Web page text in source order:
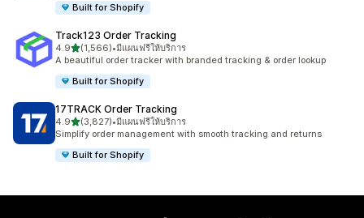
Built for Shopify
Track123 Order Tracking
4.9เต็ม 5 ดาว
(1,566)
ทั้งหมด 1566 รีวิว
•มีแผนฟรีให้บริการ
A beautiful order tracker with branded tracking & order lookup
Built for Shopify
17TRACK Order Tracking
4.9เต็ม 5 ดาว
(3,827)
ทั้งหมด 3827 รีวิว
•มีแผนฟรีให้บริการ
Simplify order management with smooth tracking and returns
Built for Shopify